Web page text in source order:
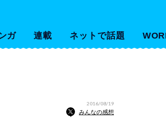
ガ 連載 ネットで話題
2016/08/19
みんなの感想